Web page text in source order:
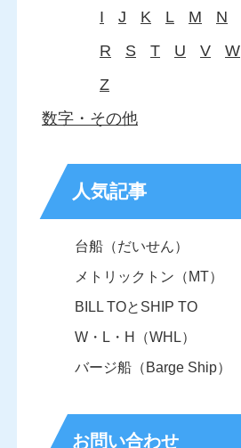
I
J K L M N
R
S T U V W
Z
数字・その他
人気記事
台船（だいせん）
メトリックトン（MT）
BILL TOとSHIP TO
W・L・H（WHL）
バージ船（Barge Ship）
お問い合わせ